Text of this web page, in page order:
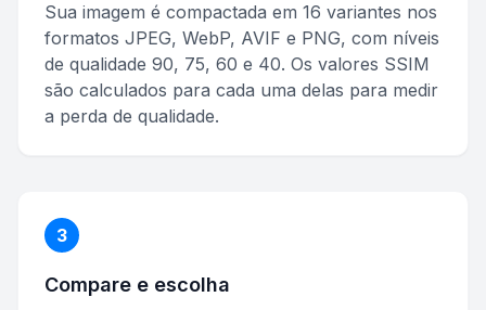
Sua imagem é compactada em 16 variantes nos
formatos JPEG, WebP, AVIF e PNG, com níveis
de qualidade 90, 75, 60 e 40. Os valores SSIM
são calculados para cada uma delas para medir
a perda de qualidade.
3
Compare e escolha